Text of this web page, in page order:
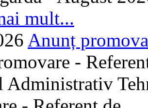
mult...
Anunț
-
Administrativ